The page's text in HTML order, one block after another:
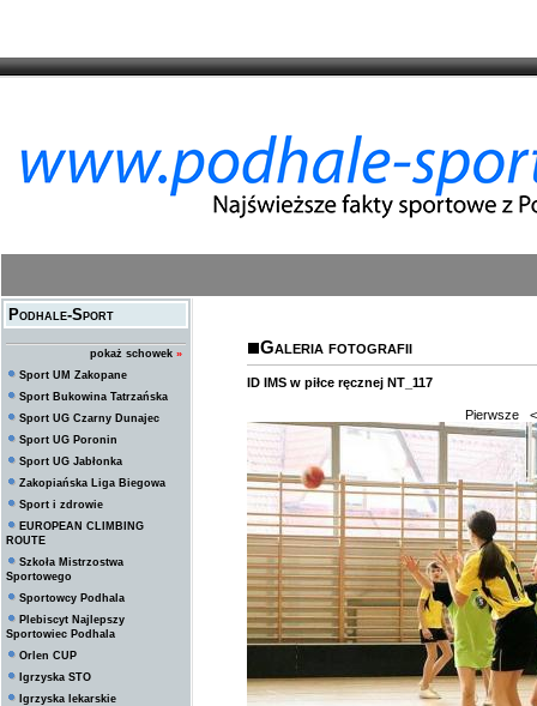
Podhale-Sport
pokaż schowek »
Sport UM Zakopane
Sport Bukowina Tatrzańska
Sport UG Czarny Dunajec
Sport UG Poronin
Sport UG Jabłonka
Zakopiańska Liga Biegowa
Sport i zdrowie
EUROPEAN CLIMBING
ROUTE
Szkoła Mistrzostwa
Sportowego
Sportowcy Podhala
Plebiscyt Najlepszy
Sportowiec Podhala
Orlen CUP
Igrzyska STO
Igrzyska lekarskie
Galeria fotografii
ID IMS w piłce ręcznej NT_117
Pierwsze